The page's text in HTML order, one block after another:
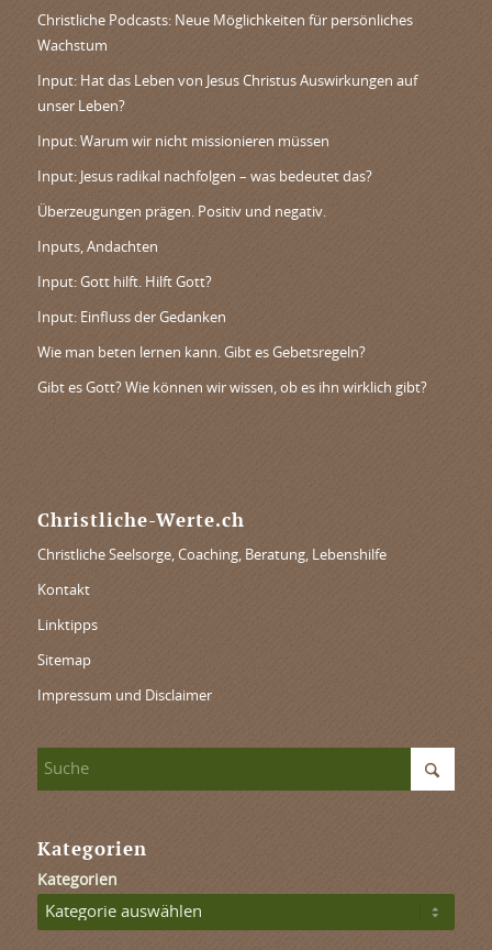
Christliche Podcasts: Neue Möglichkeiten für persönliches
Wachstum
Input: Hat das Leben von Jesus Christus Auswirkungen auf
unser Leben?
Input: Warum wir nicht missionieren müssen
Input: Jesus radikal nachfolgen – was bedeutet das?
Überzeugungen prägen. Positiv und negativ.
Inputs, Andachten
Input: Gott hilft. Hilft Gott?
Input: Einfluss der Gedanken
Wie man beten lernen kann. Gibt es Gebetsregeln?
Gibt es Gott? Wie können wir wissen, ob es ihn wirklich gibt?
Christliche-Werte.ch
Christliche Seelsorge, Coaching, Beratung, Lebenshilfe
Kontakt
Linktipps
Sitemap
Impressum und Disclaimer
Kategorien
Kategorien